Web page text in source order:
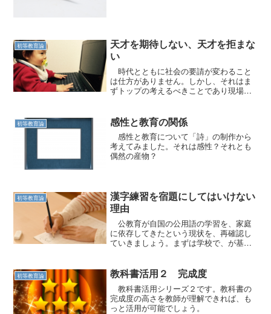
初等教育論
天才を期待しない、天才を拒まな
い
時代とともに社会の要請が変わること
は仕方がありません。しかし、それはま
ずトップの考えるべきことであり現場の
初等教育論 感性と教育の関係
感性と教育について「詩」の制作から
考えてみました。それは感性？それとも
偶然の産物？
初等教育論
漢字練習を宿題にしてはいけない
理由
公教育が自国の公用語の学習を、家庭
に依存してきたという現状を、再確認し
ていきましょう。まずは学校で、が基本
初等教育論 教科書活用２ 完成度
教科書活用シリーズ２です。教科書の
完成度の高さを教師が理解できれば、も
っと活用が可能でしょう。